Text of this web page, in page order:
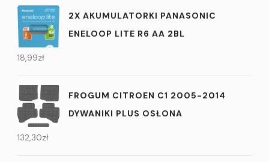
2X AKUMULATORKI PANASONIC
ENELOOP LITE R6 AA 2BL
18,99zł
FROGUM CITROEN C1 2005-2014
DYWANIKI PLUS OSŁONA
132,30zł